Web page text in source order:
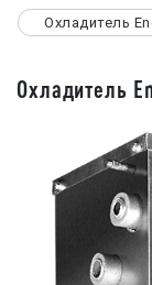
Охладитель
Охладитель